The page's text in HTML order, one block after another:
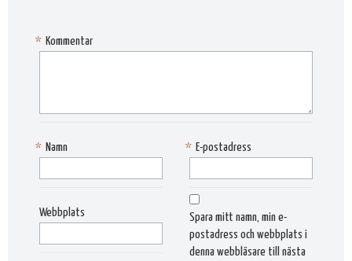
Kommentar
*
Namn
* E-postadress
*
Webbplats
Spara mitt namn, min e-
postadress och webbplats i
denna webbläsare till nästa